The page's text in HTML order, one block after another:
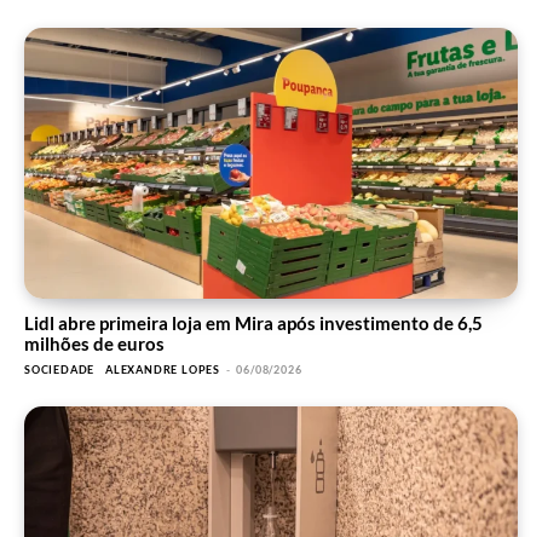
Lidl abre primeira loja em Mira após investimento de 6,5
milhões de euros
SOCIEDADE ALEXANDRE LOPES - 06/08/2026